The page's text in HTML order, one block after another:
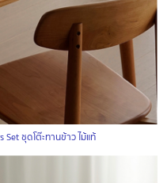
ชุดโต๊ะทานข้าว ไม้แท้